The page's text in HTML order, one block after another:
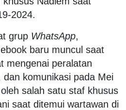
2024.
grup WhatsApp,
baru muncul saat
mengenai peralatan
komunikasi pada Mei
salah satu staf khusus
saat ditemui wartawan di